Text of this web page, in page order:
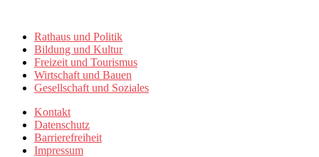
Rathaus und Politik
Bildung und Kultur
Freizeit und Tourismus
Wirtschaft und Bauen
Gesellschaft und Soziales
Kontakt
Datenschutz
Barrierefreiheit
Impressum